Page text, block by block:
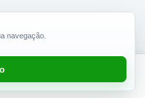
R$ 16.90
navegação.